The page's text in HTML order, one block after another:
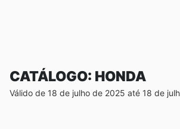
CATÁLOGO: HONDA
Válido de 18 de julho de 2025 até 18 de